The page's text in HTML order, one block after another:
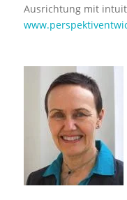
Ausrichtung mit